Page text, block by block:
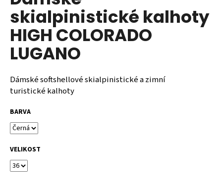
z
5
hvězdiček.
skialpinistické kalhoty
HIGH COLORADO
LUGANO
Dámské softshellové skialpinistické a zimní
turistické kalhoty
BARVA
VELIKOST
a
j
í
t
?
D
o